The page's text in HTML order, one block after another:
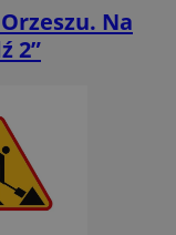
Na
2”